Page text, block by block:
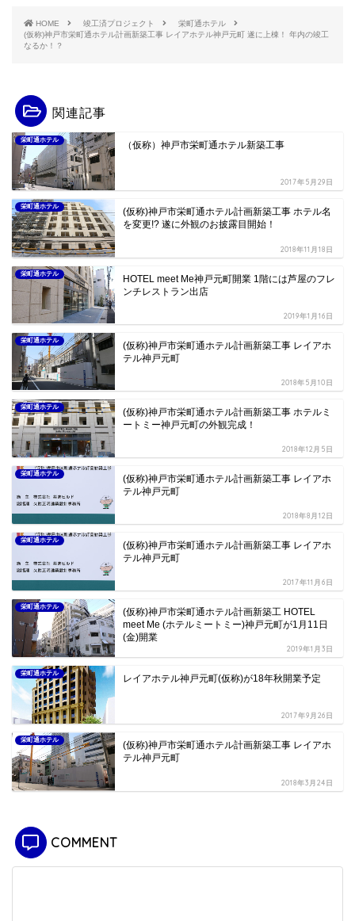
HOME 竣工済プロジェクト
栄町通ホテル
(仮称)神戸市栄町通ホテル計画新築工事 レイアホテル神戸元町 遂に上棟！ 年内の竣工
なるか！？
関連記事
栄町通ホテル （仮称）神戸市栄町通ホテル新築工事
2017年5月29日
栄町通ホテル
(仮称)神戸市栄町通ホテル計画新築工事 ホテル名
を変更!? 遂に外観のお披露目開始！
2018年11月18日
栄町通ホテル
HOTEL meet Me神戸元町開業 1階には芦屋のフレ
ンチレストラン出店
2019年1月16日
栄町通ホテル
(仮称)神戸市栄町通ホテル計画新築工事 レイアホ
テル神戸元町
2018年5月10日
栄町通ホテル
(仮称)神戸市栄町通ホテル計画新築工事 ホテルミ
ートミー神戸元町の外観完成！
2018年12月5日
栄町通ホテル
(仮称)神戸市栄町通ホテル計画新築工事 レイアホ
テル神戸元町
2018年8月12日
栄町通ホテル
(仮称)神戸市栄町通ホテル計画新築工事 レイアホ
テル神戸元町
2017年11月6日
栄町通ホテル
(仮称)神戸市栄町通ホテル計画新築工 HOTEL
meet Me (ホテルミートミー)神戸元町が1月11日
(金)開業
2019年1月3日
栄町通ホテル レイアホテル神戸元町(仮称)が18年秋開業予定
2017年9月26日
栄町通ホテル
(仮称)神戸市栄町通ホテル計画新築工事 レイアホ
テル神戸元町
2018年3月24日
COMMENT